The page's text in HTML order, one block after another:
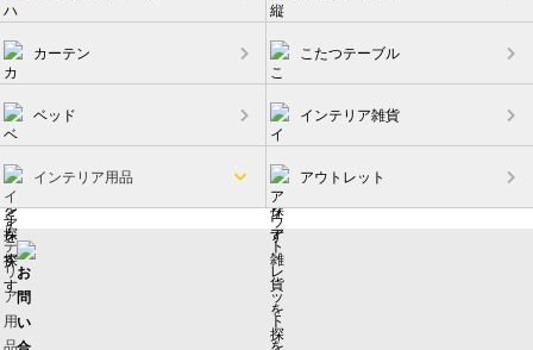
カーテン こたつテーブル
ベッド インテリア雑貨
インテリア用品 アウトレット